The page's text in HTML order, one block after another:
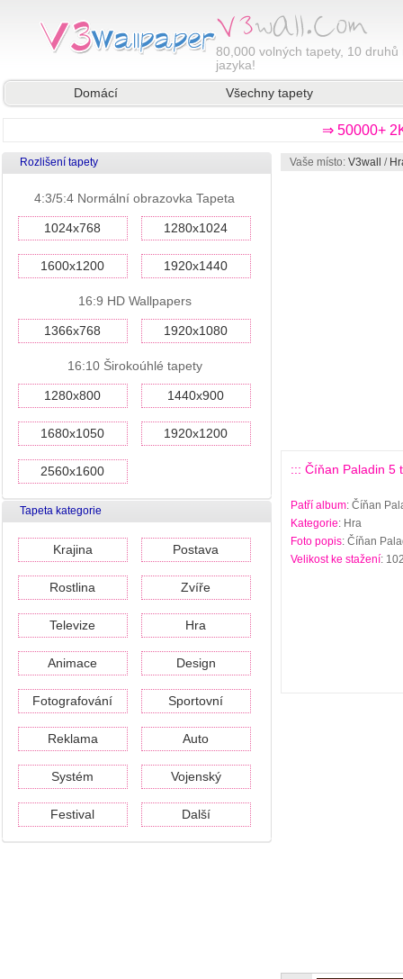
80,000 volných tapety, 10 druhů
jazyka!
Domácí
Všechny tapety
⇒ 50000+
Rozlišení tapety
4:3/5:4 Normální obrazovka Tapeta
1024x768 1280x1024
1600x1200 1920x1440
16:9 HD Wallpapers
1366x768 1920x1080
16:10 Širokoúhlé tapety
1280x800 1440x900
1680x1050 1920x1200
2560x1600
Tapeta kategorie
Krajina Postava
Rostlina Zvíře
Televize Hra
Animace Design
Fotografování Sportovní
Reklama Auto
Systém Vojenský
Festival Další
Vaše místo: V3wall /
::: Číňan Paladin 5
Patří album: Číňan
Kategorie: Hra
Foto popis: Číňan
Velikost ke stažení: